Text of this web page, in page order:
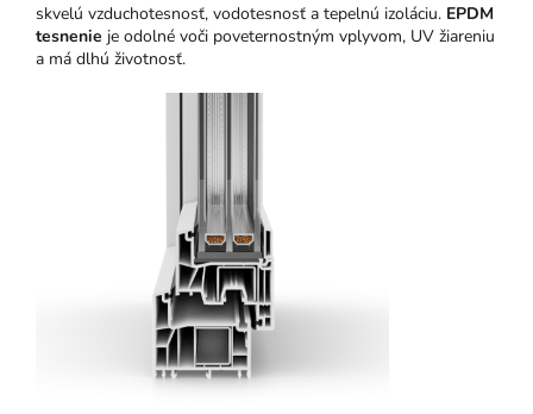
skvelú vzduchotesnosť, vodotesnosť a tepelnú izoláciu. EPDM
tesnenie je odolné voči poveternostným vplyvom, UV žiareniu
a má dlhú životnosť.